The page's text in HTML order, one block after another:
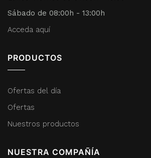
Sábado de 08:00h - 13:00h
Acceda aquí
PRODUCTOS
Ofertas del día
Ofertas
Nuestros productos
NUESTRA COMPAÑÍA